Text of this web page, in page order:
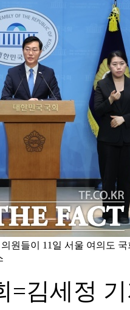
원들이 11일 서울 여의도
=김세정